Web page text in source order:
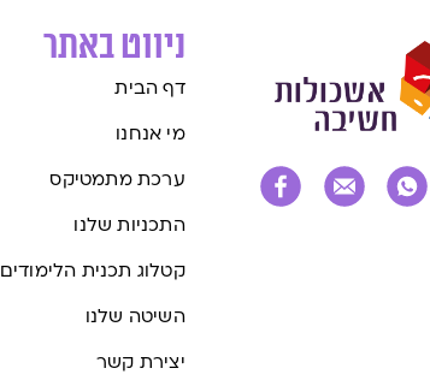
ניווט באתר
דף הבית
מי אנחנו
ערכת מתמטיקס
התכניות שלנו
קטלוג תכנית הלימודים
השיטה שלנו
יצירת קשר